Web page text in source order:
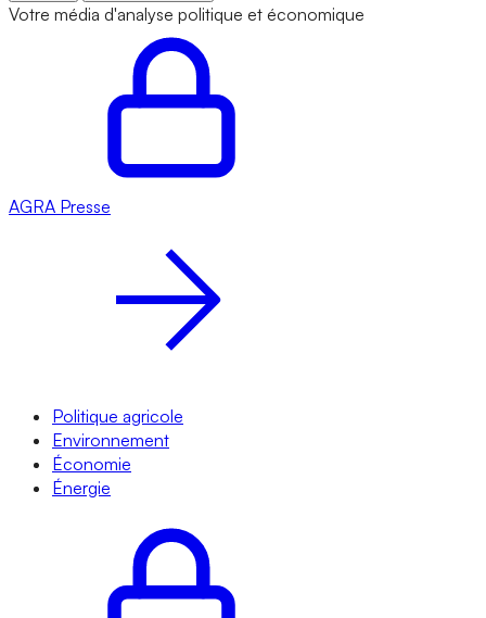
Votre média d'analyse politique et économique
AGRA Presse
Politique agricole
Environnement
Économie
Énergie